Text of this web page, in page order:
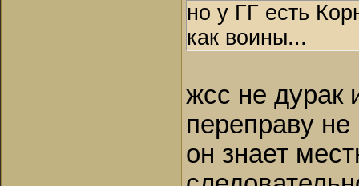
но у ГГ есть
как воины...
жсс не дурак
переправу
он знает